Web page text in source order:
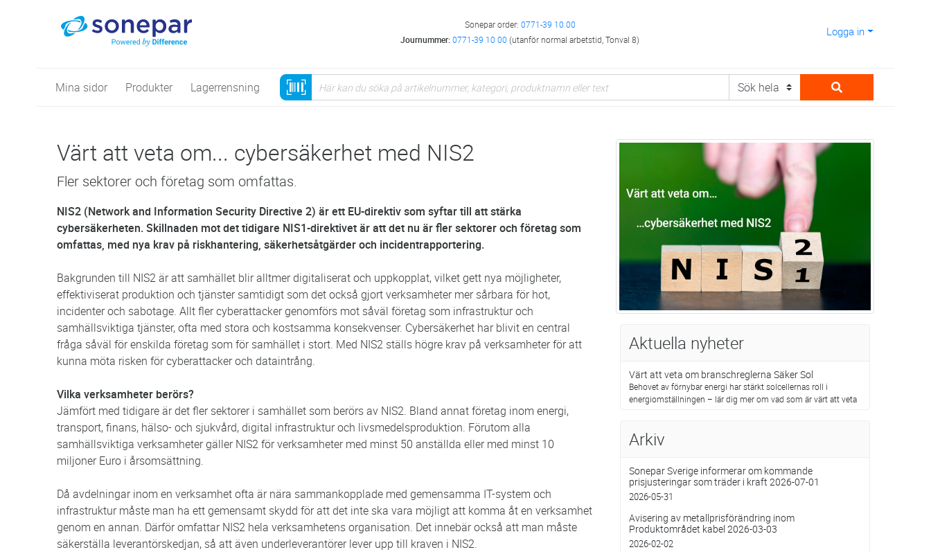
Sonepar order: 0771-39 10 00
Journummer:0771-39 10 00 (utanför normal arbetstid, Tonval 8)
Logga in
Mina sidor Produkter Lagerrensning
Värt att veta om... cybersäkerhet med NIS2
Fler sektorer och företag som omfattas.
NIS2 (Network and Information Security Directive 2) är ett EU-direktiv som syftar till att stärka
cybersäkerheten. Skillnaden mot det tidigare NIS1-direktivet är att det nu är fler sektorer och företag som
omfattas, med nya krav på riskhantering, säkerhetsåtgärder och incidentrapportering.
Bakgrunden till NIS2 är att samhället blir alltmer digitaliserat och uppkopplat, vilket gett nya möjligheter,
effektiviserat produktion och tjänster samtidigt som det också gjort verksamheter mer sårbara för hot,
incidenter och sabotage. Allt fler cyberattacker genomförs mot såväl företag som infrastruktur och
samhällsviktiga tjänster, ofta med stora och kostsamma konsekvenser. Cybersäkerhet har blivit en central
fråga såväl för enskilda företag som för samhället i stort. Med NIS2 ställs högre krav på verksamheter för att
kunna möta risken för cyberattacker och dataintrång.
Vilka verksamheter berörs?
Jämfört med tidigare är det fler sektorer i samhället som berörs av NIS2. Bland annat företag inom energi,
transport, finans, hälso- och sjukvård, digital infrastruktur och livsmedelsproduktion. Förutom alla
samhällsviktiga verksamheter gäller NIS2 för verksamheter med minst 50 anställda eller med minst 10
miljoner Euro i årsomsättning.
Då avdelningar inom en verksamhet ofta är nära sammankopplade med gemensamma IT-system och
infrastruktur måste man ha ett gemensamt skydd för att det inte ska vara möjligt att komma åt en verksamhet
genom en annan. Därför omfattar NIS2 hela verksamhetens organisation. Det innebär också att man måste
säkerställa leverantörskedjan, så att även underleverantörer lever upp till kraven i NIS2.
Aktuella nyheter
Värt att veta om branschreglerna Säker Sol
Behovet av förnybar energi har stärkt solcellernas roll i
energiomställningen – lär dig mer om vad som är värt att veta
Arkiv
Sonepar Sverige informerar om kommande
prisjusteringar som träder i kraft 2026-07-01
2026-05-31
Avisering av metallprisförändring inom
Produktområdet kabel 2026-03-03
2026-02-02